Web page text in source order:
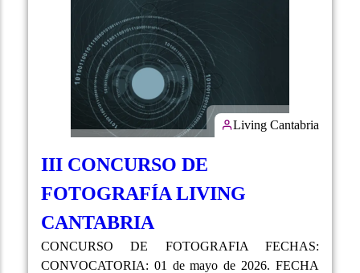
Living Cantabria
III CONCURSO DE
FOTOGRAFÍA LIVING
CANTABRIA
CONCURSO DE FOTOGRAFIA FECHAS:
CONVOCATORIA: 01 de mayo de 2026. FECHA